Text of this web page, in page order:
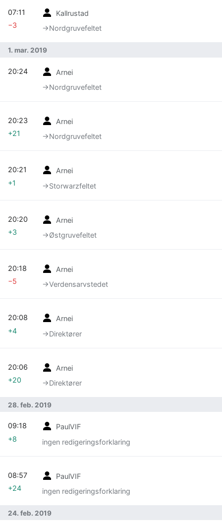
Kallrustad
→‎Nordgruvefeltet
07:11
−3
1. mar. 2019
Arnei
→‎Nordgruvefeltet
20:24
Arnei
→‎Nordgruvefeltet
20:23
+21
Arnei
→‎Storwarzfeltet
20:21
+1
Arnei
→‎Østgruvefeltet
20:20
+3
Arnei
→‎Verdensarvstedet
20:18
−5
Arnei
→‎Direktører
20:08
+4
Arnei
→‎Direktører
20:06
+20
28. feb. 2019
PaulVIF
ingen redigeringsforklaring
09:18
+8
PaulVIF
ingen redigeringsforklaring
08:57
+24
24. feb. 2019